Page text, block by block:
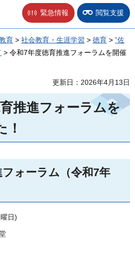
緊急情報 閲覧支援
育 > 社会教育・生涯学習 > 徳育 > ”佐
> 令和7年度徳育推進フォーラムを開催
更新日：2026年4月13日
推進フォーラムを
！
ォーラム（令和7年
日)